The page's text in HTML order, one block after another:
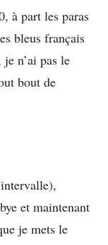
à part les paras
bleus français
n’ai pas le
bout de
et maintenant
je mets le